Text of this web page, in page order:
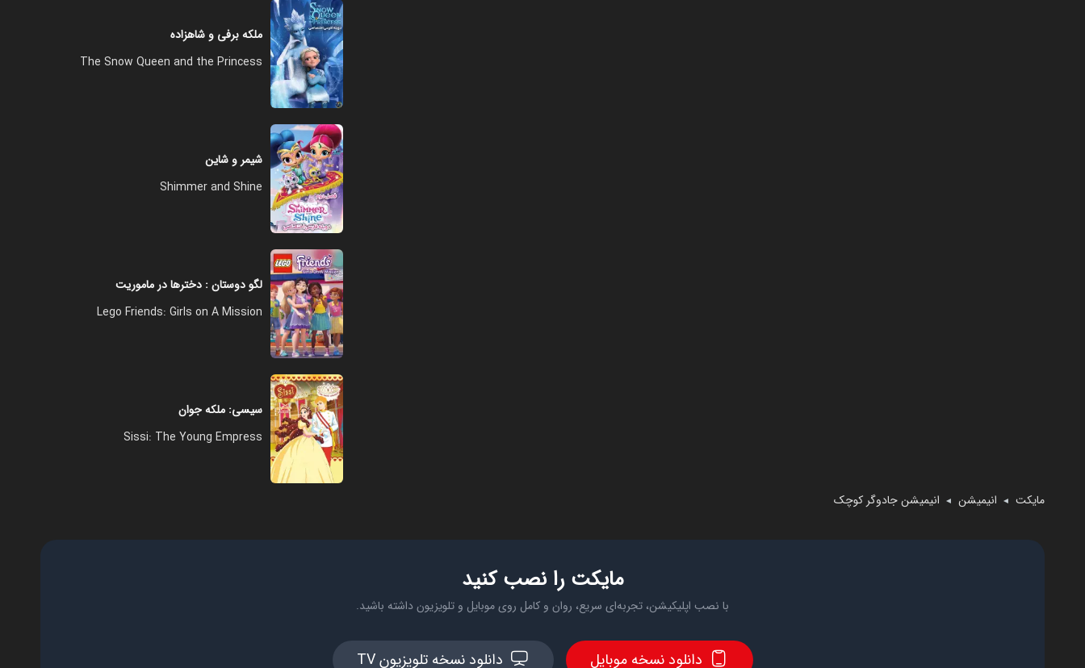
مایکت ◄ انیمیشن ◄ انیمیشن جادوگر کوچک
ملکه برفی و شاهزاده
The Snow Queen and the Princess
شیمر و شاین
Shimmer and Shine
لگو دوستان : دخترها در ماموریت
Lego Friends: Girls on A Mission
سیسی: ملکه جوان
Sissi: The Young Empress
مایکت را نصب کنید
با نصب اپلیکیشن، تجربه‌ای سریع، روان و کامل روی موبایل و تلویزیون داشته باشید.
دانلود نسخه موبایل دانلود نسخه تلویزیون TV